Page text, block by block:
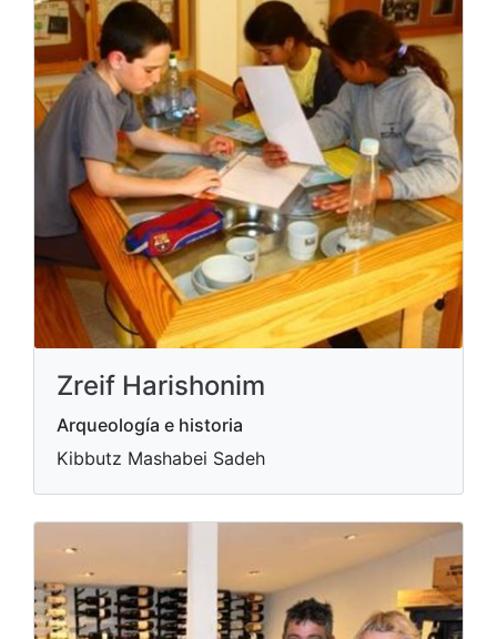
Zreif Harishonim
Arqueología e historia
Kibbutz Mashabei Sadeh